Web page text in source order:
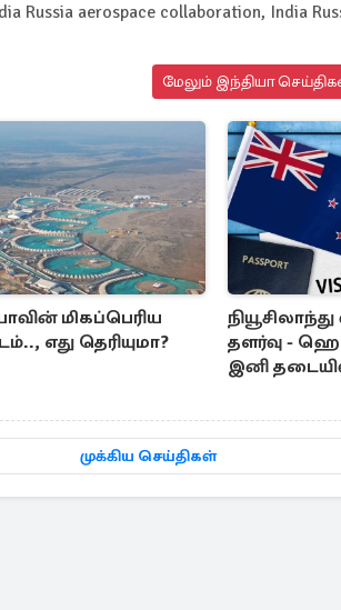
Russia aerospace collaboration, India
மேலும் இந்தியா
மிகப்பெரிய
எது தெரியுமா?
தளர்வு -
இனி
முக்கிய செய்திகள்